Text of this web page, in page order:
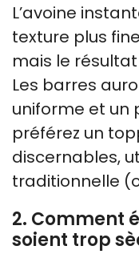
L’avoine
texture plus
mais le
Les barres
uniforme et un
préférez un
discernables,
traditionnelle
2. Comment
soient trop